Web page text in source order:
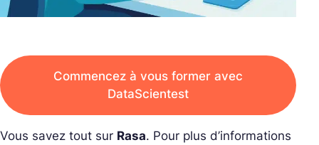
Commencez à vous former avec
DataScientest
Vous savez tout sur Rasa. Pour plus d’informations